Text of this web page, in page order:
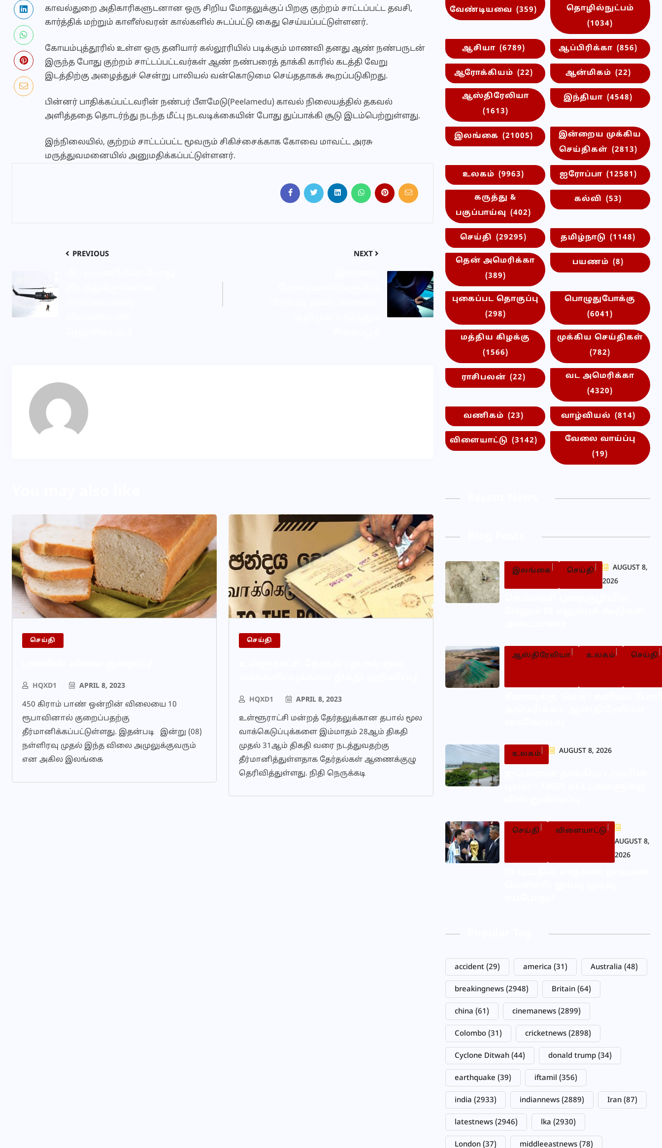
காவல்துறை அதிகாரிகளுடனான ஒரு சிறிய மோதலுக்குப் பிறகு குற்றம் சாட்டப்பட்ட தவசி,
கார்த்திக் மற்றும் காளீஸ்வரன் கால்களில் சுடப்பட்டு கைது செய்யப்பட்டுள்ளனர்.
கோயம்புத்தூரில் உள்ள ஒரு தனியார் கல்லூரியில் படிக்கும் மாணவி தனது ஆண் நண்பருடன்
இருந்த போது குற்றம் சாட்டப்பட்டவர்கள் ஆண் நண்பரைத் தாக்கி காரில் கடத்தி வேறு
இடத்திற்கு அழைத்துச் சென்று பாலியல் வன்கொடுமை செய்ததாகக் கூறப்படுகிறது.
பின்னர் பாதிக்கப்பட்டவரின் நண்பர் பீளமேடு(Peelamedu) காவல் நிலையத்தில் தகவல்
அளித்ததை தொடர்ந்து நடந்த மீட்பு நடவடிக்கையின் போது துப்பாக்கி சூடு இடம்பெற்றுள்ளது.
இந்நிலையில், குற்றம் சாட்டப்பட்ட மூவரும் சிகிச்சைக்காக கோவை மாவட்ட அரசு
மருத்துவமனையில் அனுமதிக்கப்பட்டுள்ளனர்.
PREVIOUS NEXT
செய்தி
HQXD1 APRIL 8, 2023
450 கிராம் பாண் ஒன்றின் விலையை 10
ரூபாவினால் குறைப்பதற்கு
தீர்மானிக்கப்பட்டுள்ளது. இதன்படி இன்று (08)
நள்ளிரவு முதல் இந்த விலை அமுலுக்குவரும்
என அகில இலங்கை
செய்தி
HQXD1 APRIL 8, 2023
உள்ளூராட்சி மன்றத் தேர்தலுக்கான தபால் மூல
வாக்கெடுப்புக்களை இம்மாதம் 28ஆம் திகதி
முதல் 31ஆம் திகதி வரை நடத்துவதற்கு
தீர்மானித்துள்ளதாக தேர்தல்கள் ஆணைக்குழு
தெரிவித்துள்ளது. நிதி நெருக்கடி
வேண்டியவை (359)
தொழில்நுட்பம்
(1034)
ஆசியா (6789) ஆப்பிரிக்கா (856)
ஆரோக்கியம் (22) ஆன்மிகம் (22)
ஆஸ்திரேலியா
(1613)
இந்தியா (4548)
இலங்கை (21005)
இன்றைய முக்கிய
செய்திகள் (2813)
உலகம் (9963) ஐரோப்பா (12581)
கருத்து &
பகுப்பாய்வு (402)
கல்வி (53)
செய்தி (29295) தமிழ்நாடு (1148)
தென் அமெரிக்கா
(389)
பயணம் (8)
புகைப்பட தொகுப்பு
(298)
பொழுதுபோக்கு
(6041)
மத்திய கிழக்கு
(1566)
முக்கிய செய்திகள்
(782)
ராசிபலன் (22)
வட அமெரிக்கா
(4320)
வணிகம் (23) வாழ்வியல் (814)
விளையாட்டு (3142)
வேலை வாய்ப்பு
(19)
இலங்கை செய்தி
AUGUST 8,
2026
ஆஸ்திரேலியா உலகம் செய்தி
உலகம் AUGUST 8, 2026
செய்தி
விளையாட்டு
AUGUST 8,
2026
accident (29) america (31) Australia (48)
breakingnews (2948) Britain (64)
china (61) cinemanews (2899)
Colombo (31) cricketnews (2898)
Cyclone Ditwah (44) donald trump (34)
earthquake (39) iftamil (356)
india (2933) indiannews (2889) Iran (87)
latestnews (2946) lka (2930)
London (37) middleeastnews (78)